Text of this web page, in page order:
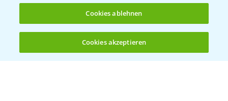
(noch 4)
Allgemeine Nutzungsbedingungen
Datenschutzerklärung
Cookies ablehnen
Cookies akzeptieren